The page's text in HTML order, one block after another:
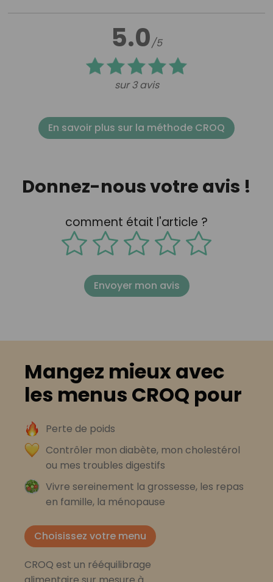
5.0/5
sur 3 avis
En savoir plus sur la méthode CROQ
Donnez-nous votre avis !
comment était l'article ?
Envoyer mon avis
Mangez mieux avec
les menus CROQ pour
Perte de poids
Contrôler mon diabète, mon cholestérol
ou mes troubles digestifs
Vivre sereinement la grossesse, les repas
en famille, la ménopause
Choisissez votre menu
CROQ est un rééquilibrage